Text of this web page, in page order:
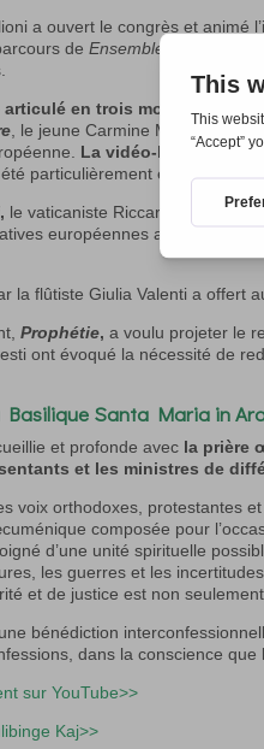
a ouvert le congrès et animé
deEnsemble pour l’Europe
en trois moments :
, le jeune Carmine Maraio et
La vidéo-hommage
particulièrement émouvante.
, le vaticaniste Riccardo Cristiano
européennes axées sur la
la flûtiste Giulia Valenti a offert
Prophétie, a voulu projeter le
ont évoqué la nécessité de
Santa Maria in
et profonde avec la prière
et les ministres de
voix orthodoxes, protestantes
composée pour
d’une unité spirituelle
les guerres et les
et de justice est non
bénédiction
dans la conscience que
sur YouTube>>
Kaj>>